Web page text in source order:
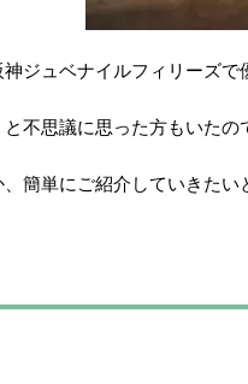
ジュベナイルフィリーズ
不思議に思った方もいたの
簡単にご紹介していきたい